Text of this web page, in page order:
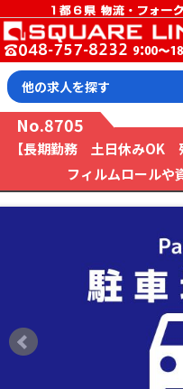
他の求人を探す
No.8705
【長期勤務 土日休みOK
フィルムロールや